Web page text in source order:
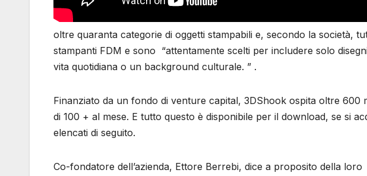
oltre quaranta categorie di oggetti stampabili e, secondo la società,
stampanti FDM e sono “attentamente scelti per includere solo
vita quotidiana o un background culturale. ” .
Finanziato da un fondo di venture capital, 3DShook ospita oltre 600
di 100 + al mese. E tutto questo è disponibile per il download, se si
elencati di seguito.
Co-fondatore dell’azienda, Ettore Berrebi, dice a proposito della